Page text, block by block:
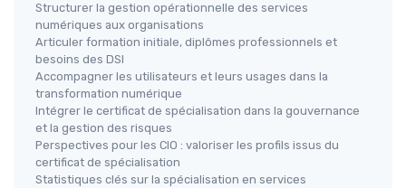
Structurer la gestion opérationnelle des services
numériques aux organisations
Articuler formation initiale, diplômes professionnels et
besoins des DSI
Accompagner les utilisateurs et leurs usages dans la
transformation numérique
Intégrer le certificat de spécialisation dans la gouvernance
et la gestion des risques
Perspectives pour les CIO : valoriser les profils issus du
certificat de spécialisation
Statistiques clés sur la spécialisation en services